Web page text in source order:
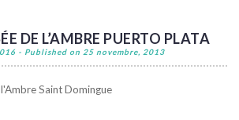
DE L’AMBRE PUERTO PLATA
- Published on 25 novembre, 2013
Saint Domingue